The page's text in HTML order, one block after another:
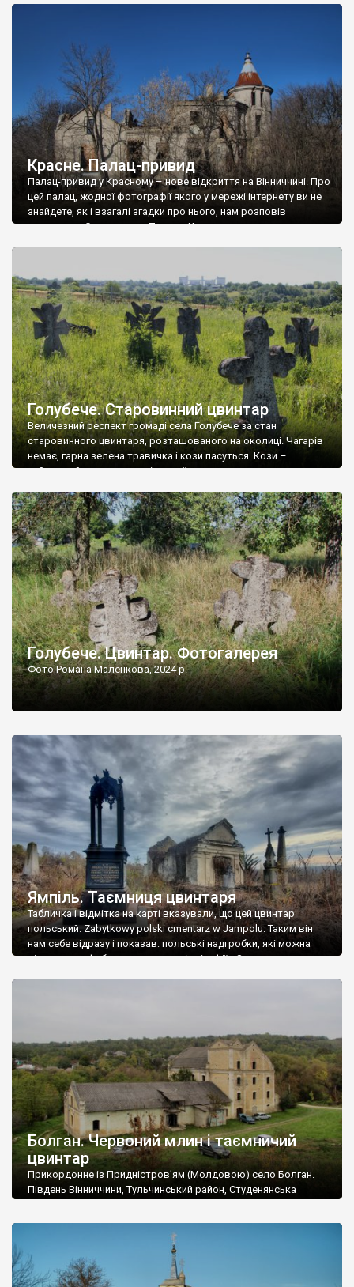
Красне. Палац-привид
Палац-привид у Красному – нове відкриття на Вінниччині. Про
цей палац, жодної фотографії якого у мережі інтернету ви не
знайдете, як і взагалі згадки про нього, нам розповів
мешканець Самгородка. Палац у Красному вразив не лише
Голубече. Старовинний цвинтар
Величезний респект громаді села Голубече за стан
старовинного цвинтаря, розташованого на околиці. Чагарів
немає, гарна зелена травичка і кози пасуться. Кози –
найкращий регулятор шкідливої, для старих кладовищ,
бруньками, кози ті бруньки обгризають, бо то улюблений
делікатес. На цвинтарі у Голубечому ціла колекція
різноманітних форм хрестів. Село відносно невелике, […]
Голубече. Цвинтар. Фотогалерея
Фото Романа Маленкова, 2024 р.
Ямпіль. Таємниця цвинтаря
Табличка і відмітка на карті вказували, що цей цвинтар
польський. Zabytkowy polski cmentarz w Jampolu. Таким він
нам себе відразу і показав: польські надгробки, які можна
віднести до фабричних, польські епітафії… Загалом цвинтар
Болган. Червоний млин і таємничий
цвинтар
Прикордонне із Придністров’ям (Молдовою) село Болган.
Південь Вінниччини, Тульчинський район, Студенянська
старовинний цвинтар із кам’яними хрестами. Всі епітафії, які
збереглися, написані кирилицею, церковнослов’янською
мовою. За всіма традиційними ознаками – цвинтар
український. Хрести датуються 19 століттям. У 1924-1940